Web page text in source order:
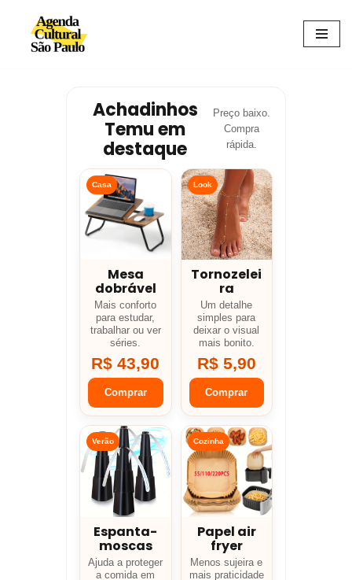
Avançar
Achadinhos
Temu em
destaque
Preço baixo.
Compra
rápida.
Casa
Mesa
dobrável
Mais conforto
para estudar,
trabalhar ou ver
séries.
R$ 43,90
Comprar
Look
Tornozelei
ra
Um detalhe
simples para
deixar o visual
mais bonito.
R$ 5,90
Comprar
Verão
Espanta-
moscas
Ajuda a proteger
a comida em
Cozinha
Papel air
fryer
Menos sujeira e
mais praticidade